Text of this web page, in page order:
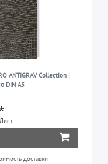
ANTIGRAV Collection |
DIN A5
доставки